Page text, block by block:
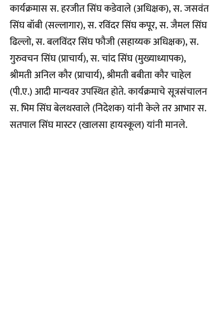
कार्यक्रमास स. हरजीत सिंघ कडेवाले (अधिक्षक), स. जसवंत
सिंघ बॉबी (सल्लागार), स. रविंदर सिंघ कपूर, स. जैमल सिंघ
ढिल्लो, स. बलविंदर सिंघ फौजी (सहाय्यक अधिक्षक), स.
गुरुवचन सिंघ (प्राचार्य), स. चांद सिंघ (मुख्याध्यापक),
श्रीमती अनिल कौर (प्राचार्य), श्रीमती बबीता कौर चाहेल
(पी.ए.) आदी मान्यवर उपस्थित होते. कार्यक्रमाचे सूत्रसंचालन
स. भिम सिंघ बेलथरवाले (निदेशक) यांनी केले तर आभार स.
सतपाल सिंघ मास्टर (खालसा हायस्कूल) यांनी मानले.